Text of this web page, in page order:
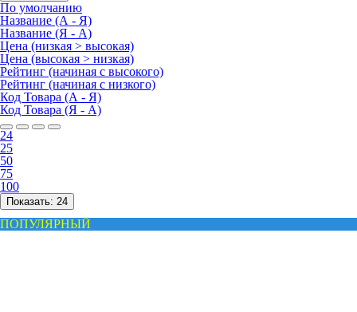
По умолчанию
Название (А - Я)
Название (Я - А)
Цена (низкая > высокая)
Цена (высокая > низкая)
Рейтинг (начиная с высокого)
Рейтинг (начиная с низкого)
Код Товара (А - Я)
Код Товара (Я - А)
24
25
50
75
100
Показать: 24
ПОПУЛЯРНЫЙ